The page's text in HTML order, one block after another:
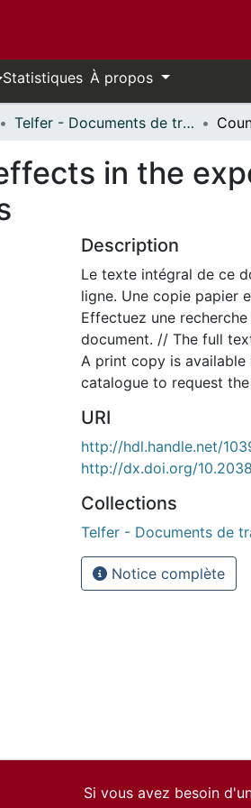
Statistiques À propos
Telfer - Documents de travail // Telfer - Working Papers
in the
Description
Le texte intégral de ce
ligne. Une copie papier
Effectuez une
document. // The full
A print copy is available
catalogue to request the
URI
http://hdl.handle.net/
http://dx.doi.org/
Collections
Telfer - Documents de
Notice complète
Si vous avez besoin